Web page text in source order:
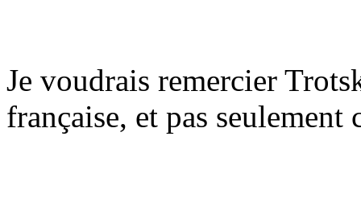
Je voudrais remercier
française, et pas seulement